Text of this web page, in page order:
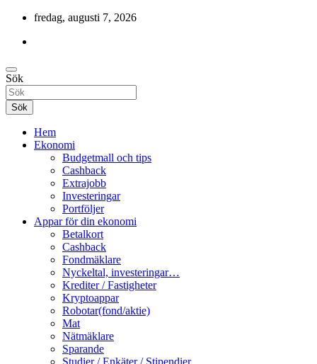
Hoppa
innehåll
fredag, augusti 7, 2026
Gratis-pengar
Cashback, ekonomi, 10 000 kr i bonusar och mycket mer.
Sök
Sök
Hem
Ekonomi
Budgetmall och tips
Cashback
Extrajobb
Investeringar
Portföljer
Appar för din ekonomi
Betalkort
Cashback
Fondmäklare
Nyckeltal, investeringar…
Krediter / Fastigheter
Kryptoappar
Robotar(fond/aktie)
Mat
Nätmäklare
Sparande
Studier / Enkäter / Stipendier